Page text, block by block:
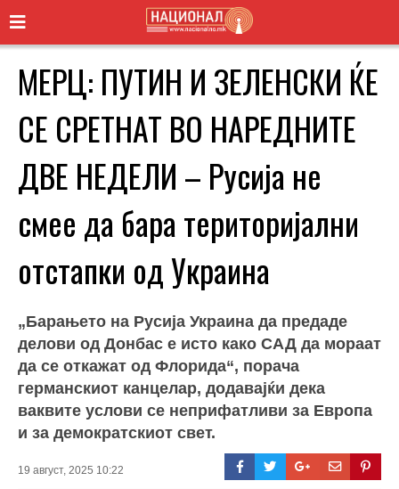
МЕРЦ: ПУТИН И ЗЕЛЕНСКИ ЌЕ
СЕ СРЕТНАТ ВО НАРЕДНИТЕ
ДВЕ НЕДЕЛИ – Русија не
смее да бара територијални
отстапки од Украина
„Барањето на Русија Украина да предаде
делови од Донбас е исто како САД да мораат
да се откажат од Флорида“, порача
германскиот канцелар, додавајќи дека
ваквите услови се неприфатливи за Европа
и за демократскиот свет.
19 август, 2025 10:22